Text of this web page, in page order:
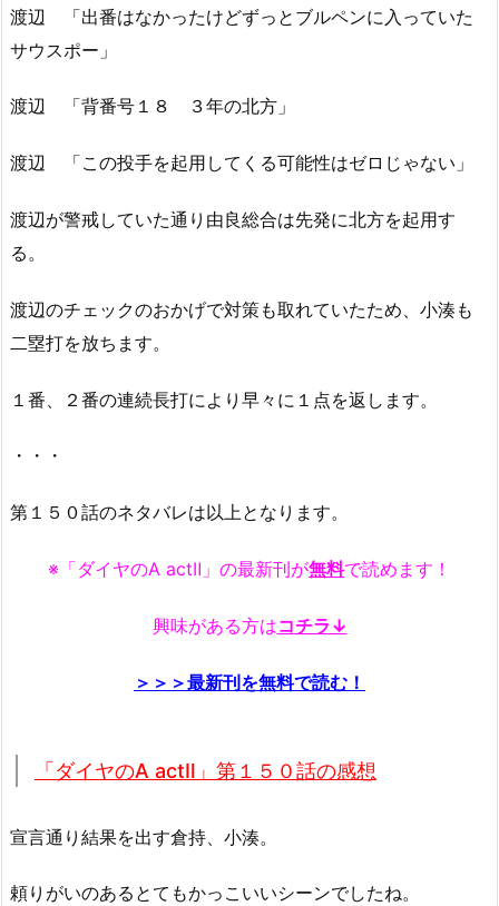
渡辺 「出番はなかったけどずっとブルペンに入っていた
サウスポー」
渡辺 「背番号１８ ３年の北方」
渡辺 「この投手を起用してくる可能性はゼロじゃない」
渡辺が警戒していた通り由良総合は先発に北方を起用す
る。
渡辺のチェックのおかげで対策も取れていたため、小湊も
二塁打を放ちます。
１番、２番の連続長打により早々に１点を返します。
・・・
第１５０話のネタバレは以上となります。
※「ダイヤのA actⅡ」の最新刊が無料で読めます！
興味がある方はコチラ↓
＞＞＞最新刊を無料で読む！
「ダイヤのA actⅡ」第１５０話の感想
宣言通り結果を出す倉持、小湊。
頼りがいのあるとてもかっこいいシーンでしたね。